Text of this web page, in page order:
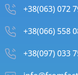
+38(063) 072
+38(066) 558
+38(097) 033